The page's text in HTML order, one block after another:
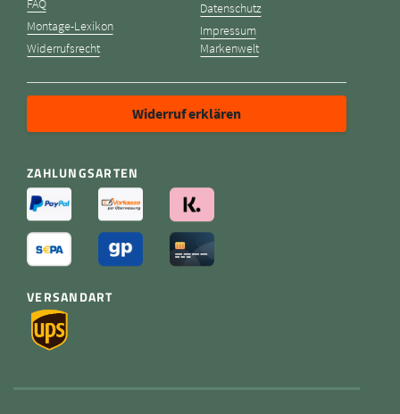
FAQ
Montage-Lexikon
Widerrufsrecht
Datenschutz
Impressum
Markenwelt
Widerruf erklären
ZAHLUNGSARTEN
VERSANDART